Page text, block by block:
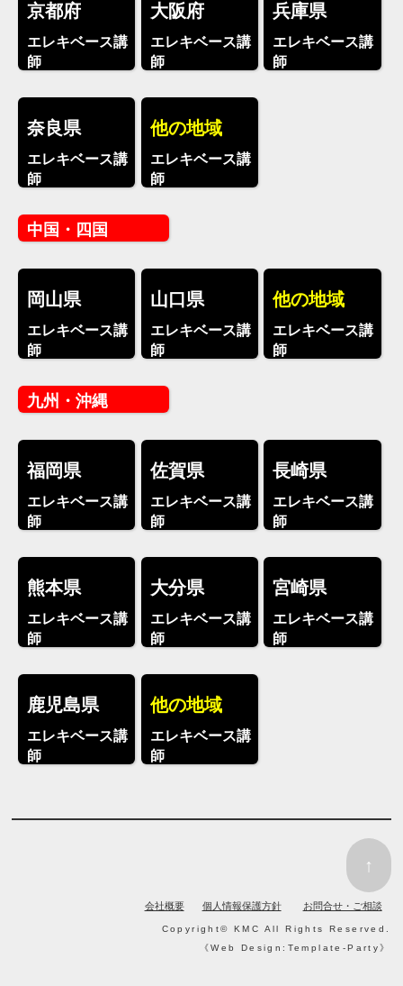
京都府
エレキベース講
師
大阪府
エレキベース講
師
兵庫県
エレキベース講
師
奈良県
エレキベース講
師
他の地域
エレキベース講
師
中国・四国
岡山県
エレキベース講
師
山口県
エレキベース講
師
他の地域
エレキベース講
師
九州・沖縄
福岡県
エレキベース講
師
佐賀県
エレキベース講
師
長崎県
エレキベース講
師
熊本県
エレキベース講
師
大分県
エレキベース講
師
宮崎県
エレキベース講
師
鹿児島県
エレキベース講
師
他の地域
エレキベース講
師
↑
会社概要 個人情報保護方針 お問合せ・ご相談
Copyright© KMC
All Rights Reserved.
《Web Design:Template-Party 》